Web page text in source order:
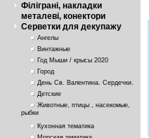
Філіграні, накладки
металеві, конектори
Серветки для декупажу
Ангелы
Винтажные
Год Мыши / крысы 2020
Город
День Св. Валентина. Сердечки.
Детские
Животные, птицы , насекомые,
рыбки
Кухонная тематика